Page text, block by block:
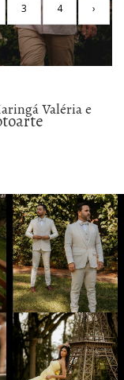
Valéria e
3 4 ›